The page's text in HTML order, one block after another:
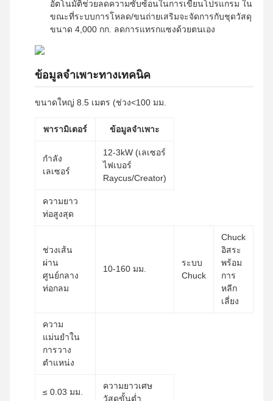
อัตโนมัติช่วยลดความซับซ้อนในการเขียนโปรแกรม ใน
ขณะที่ระบบการโหลด/ขนถ่ายเสริมจะจัดการกับชุดวัสดุ
ขนาด 4,000 กก. ลดการแทรกแซงด้วยตนเอง
ข้อมูลจำเพาะทางเทคนิค
ขนาดใหญ่ 8.5 เมตร (ช่วง<100 มม.
พารามิเตอร์ ข้อมูลจำเพาะ
กำลัง
เลเซอร์
12-3kW (เลเซอร์
ไฟเบอร์
Raycus/Creator)
ความยาว
ท่อสูงสุด
ช่วงเส้น
ผ่าน
ศูนย์กลาง
ท่อกลม
10-160 มม.
ระบบ
Chuck
Chuck
อิสระ
พร้อม
การ
หลีก
เลี่ยง
ความ
แม่นยำใน
การวาง
ตำแหน่ง
≤ 0.03 มม.
ความยาวเศษ
วัสดุขั้นต่ำ